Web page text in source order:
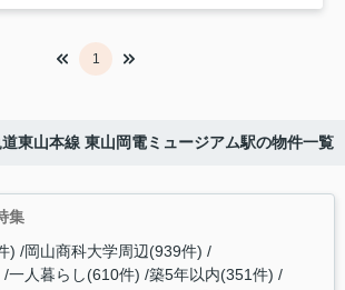
1
東山本線 東山岡電ミュージアム駅の物件一覧
集
) 岡山商科大学周辺(939件)
一人暮らし(610件) 築5年以内(351件)